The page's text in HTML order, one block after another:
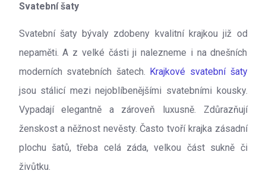
Svatební šaty
Svatební šaty bývaly zdobeny kvalitní krajkou již od
nepaměti. A z velké části ji nalezneme i na dnešních
moderních svatebních šatech. Krajkové svatební šaty
jsou stálicí mezi nejoblíbenějšími svatebními kousky.
Vypadají elegantně a zároveň luxusně. Zdůrazňují
ženskost a něžnost nevěsty. Často tvoří krajka zásadní
plochu šatů, třeba celá záda, velkou část sukně či
živůtku.